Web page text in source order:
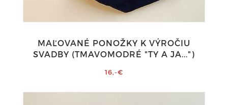
MAĽOVANÉ PONOŽKY K VÝROČIU
SVADBY (TMAVOMODRÉ "TY A JA...")
16,-€